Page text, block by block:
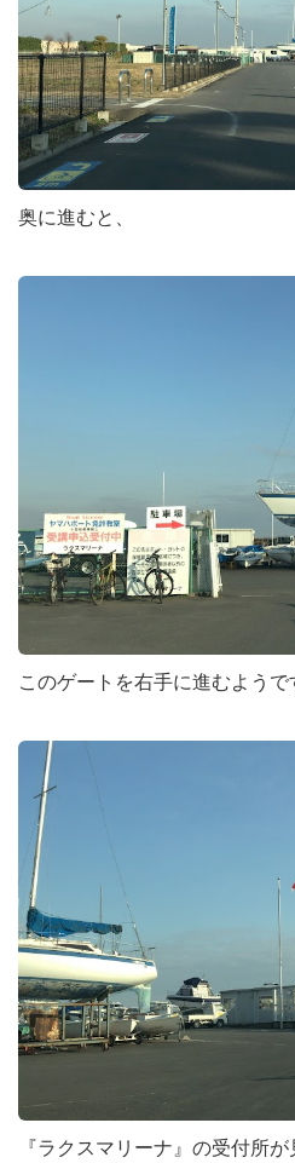
奥に進むと、
このゲートを右手に進むようで
『ラクスマリーナ』の受付所